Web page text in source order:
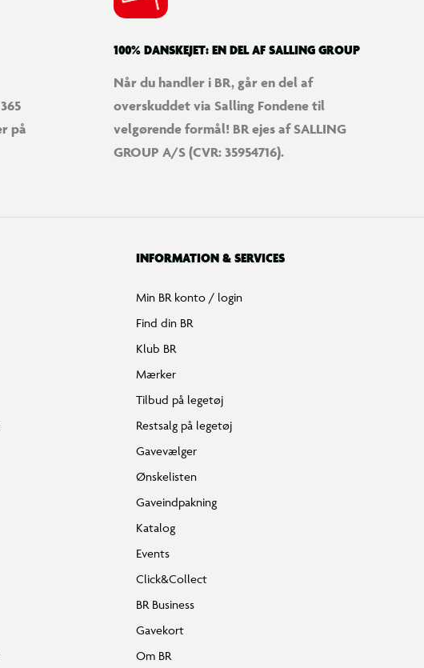
på
100% DANSKEJET: EN DEL AF SALLING GROUP
Når du handler i BR, går en del af
overskuddet via Salling Fondene til
velgørende formål! BR ejes af SALLING
GROUP A/S (CVR: 35954716).
INFORMATION & SERVICES
Min BR konto / login
Find din BR
Klub BR
Mærker
Tilbud på legetøj
Restsalg på legetøj
Gavevælger
Ønskelisten
Gaveindpakning
Katalog
Events
Click&Collect
BR Business
Gavekort
Om BR